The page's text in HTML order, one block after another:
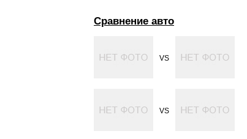
Сравнение авто
VS
VS